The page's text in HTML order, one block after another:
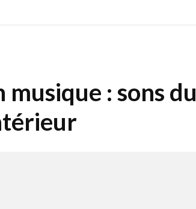
: sons du